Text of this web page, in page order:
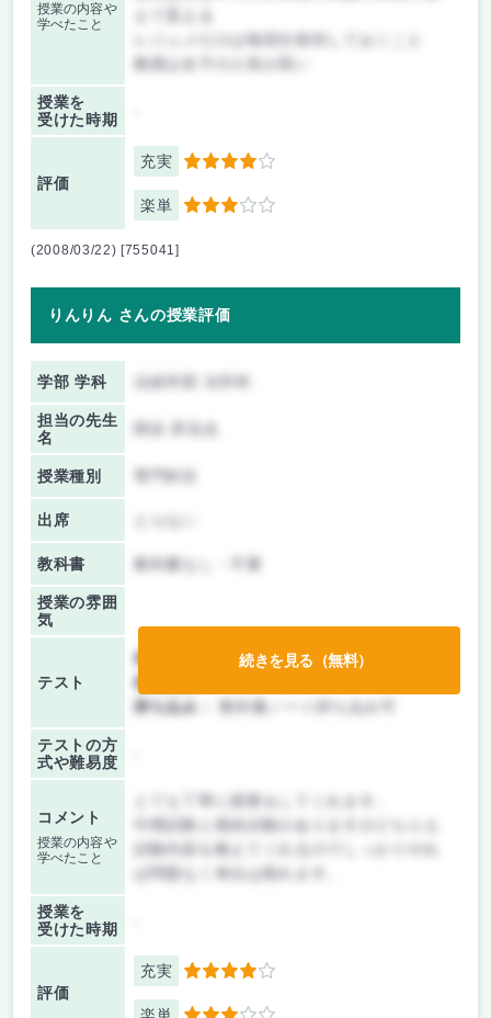
授業の内容や
学べたこと
レジュメだけは毎回分保存しておくこと
授業を
受けた時期
評価
充実 4
楽単 3
(2008/03/22) [755041]
りんりん さんの授業評価
学部 学科 法経学部 法学科
担当の先生
名
授業種別
出席
教科書 教科書なし・不要
授業の雰囲
気
テスト
前期/中間：
テストのみ
後期/期末：
持ち込み：
教科書ノート持ち込み可
テストの方
式や難易度
コメント
授業の内容や
学べたこと
中間試験と期末試験がありますがどちらも
試験内容を教えてくれるのでしっかりやれ
授業を
受けた時期
評価
充実 4
続きを見る（無料）